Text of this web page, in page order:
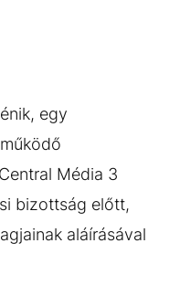
egy
Média 3
bizottság előtt,
aláírásával